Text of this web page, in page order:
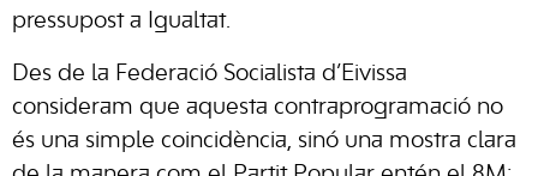
pressupost a Igualtat.
Des de la Federació Socialista d’Eivissa
consideram que aquesta contraprogramació no
és una simple coincidència, sinó una mostra clara